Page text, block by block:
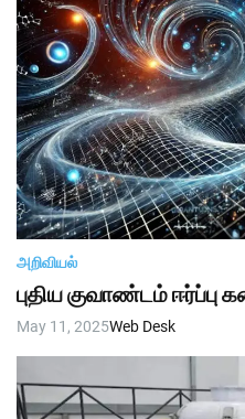
அறிவியல்
புதிய குவாண்டம் ஈர்ப்பு
May 11, 2025Web Desk